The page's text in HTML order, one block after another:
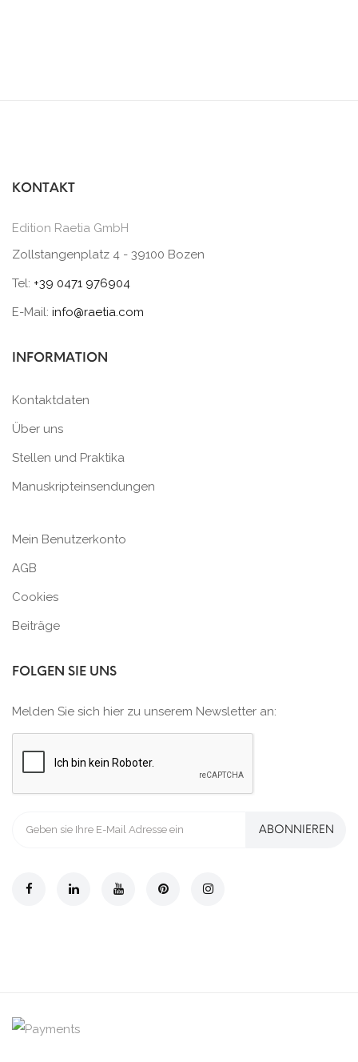
KONTAKT
Edition Raetia GmbH
Zollstangenplatz 4 - 39100 Bozen
Tel: +39 0471 976904
E-Mail: info@raetia.com
INFORMATION
Kontaktdaten
Über uns
Stellen und Praktika
Manuskripteinsendungen
Mein Benutzerkonto
AGB
Cookies
Beiträge
FOLGEN SIE UNS
Melden Sie sich hier zu unserem Newsletter an:
ABONNIEREN